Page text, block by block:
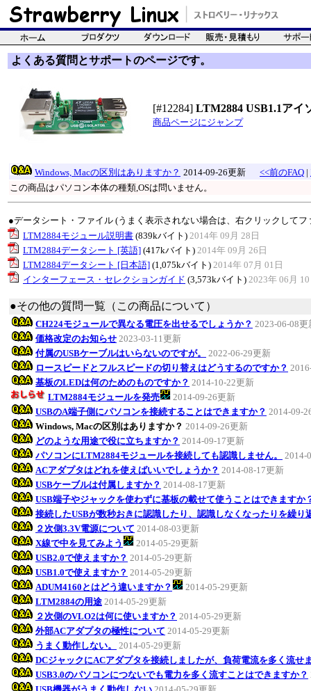
よくある質問とサポートのページです。
[#12284] LTM2884 USB1.1アイ
商品ページにジャンプ
Windows, Macの区別はありますか？ 2014-09-26更新 <<前のFAQ |
この商品はパソコン本体の種類,OSは問いません。
●データシート・ファイル (うまく表示されない場合は、右クリックして
LTM2884モジュール説明書 (839kバイト) 2014年 09月 28日
LTM2884データシート [英語] (417kバイト) 2014年 09月 26日
LTM2884データシート [日本語] (1,075kバイト) 2014年 07月 01日
インターフェース・セレクションガイド (3,573kバイト) 2023年 06月
●その他の質問一覧（この商品について）
CH224モジュールで異なる電圧を出せるでしょうか？ 2023-06-08更
価格改定のお知らせ 2023-03-11更新
付属のUSBケーブルはいらないのですが。
2022-06-29更新
ロースピードとフルスピードの切り替えはどうするのですか？
基板のLEDは何のためのものですか？ 2014-10-22更新
LTM2884モジュールを発売
2014-09-26更新
USBのA端子側にパソコンを接続することはできますか？ 2014-09-
Windows, Macの区別はありますか？ 2014-09-26更新
どのような用途で役に立ちますか？ 2014-09-17更新
パソコンにLTM2884モジュールを接続しても認識しません。
2014-
ACアダプタはどれを使えばいいでしょうか？ 2014-08-17更新
USBケーブルは付属しますか？ 2014-08-17更新
USB端子やジャックを使わずに基板の載せて使うことはできますか
接続したUSBが数秒おきに認識したり、認識しなくなったりを繰り
２次側3.3V電源について 2014-08-03更新
X線で中を見てみよう
2014-05-29更新
USB2.0で使えますか？ 2014-05-29更新
USB1.0で使えますか？ 2014-05-29更新
ADUM4160とはどう違いますか？
2014-05-29更新
LTM2884の用途 2014-05-29更新
２次側のVLO2は何に使いますか？ 2014-05-29更新
外部ACアダプタの極性について 2014-05-29更新
うまく動作しない。
2014-05-29更新
DCジャックにACアダプタを接続しましたが、負荷電流を多く流せ
USB3.0のパソコンにつないでも電力を多く流すことはできますか？